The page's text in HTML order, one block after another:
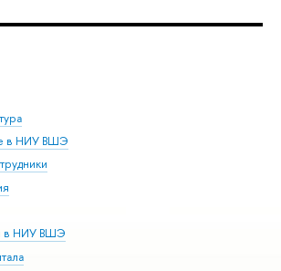
в НИУ ВШЭ
в НИУ ВШЭ